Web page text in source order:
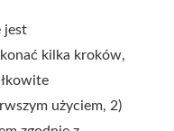
jest
kilka kroków,
użyciem, 2)